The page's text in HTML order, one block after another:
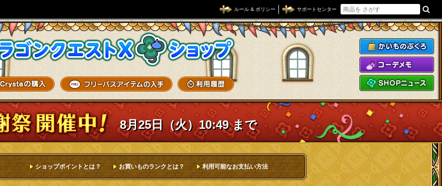
ルール & ポリシー サポートセンター
ドラゴンクエストXショップ
8月25日（火）10:49 まで
ショップポイントとは？ お買いものランクとは？ 利用可能なお支払い方法